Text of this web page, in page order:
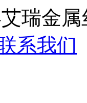
瑞金
系我们